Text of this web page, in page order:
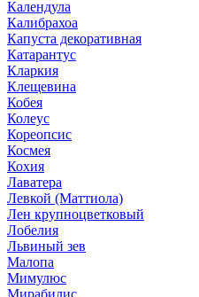
Календула
Калибрахоа
Капуста декоративная
Катарантус
Кларкия
Клещевина
Кобея
Колеус
Кореопсис
Космея
Кохия
Лаватера
Левкой (Маттиола)
Лен крупноцветковый
Лобелия
Львиный зев
Малопа
Мимулюс
Мирабилис